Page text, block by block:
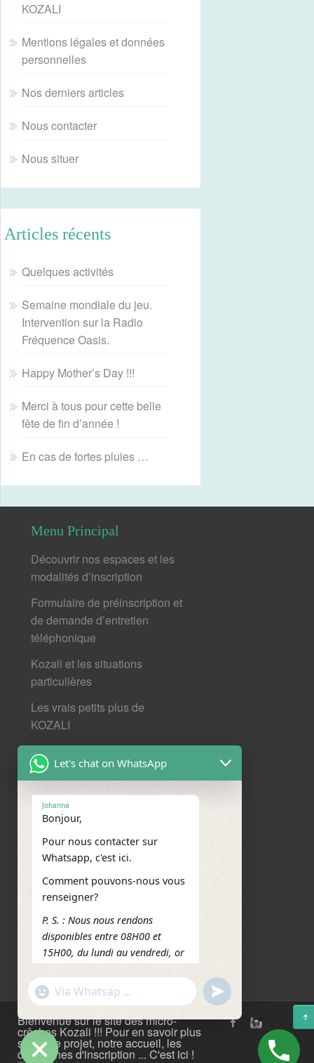
KOZALI
Mentions légales et données
personnelles
Nos derniers articles
Nous contacter
Nous situer
Articles récents
Quelques activités
Semaine mondiale du jeu.
Intervention sur la Radio
Fréquence Oasis.
Happy Mother’s Day !!!
Merci à tous pour cette belle
fête de fin d’année !
En cas de fortes pluies …
Menu Principal
Découvrir nos espaces et les
modalités d’inscription
Formulaire de préinscription et
de demande d’entretien
téléphonique
Kozali et les situations
particulières
Les vrais petits plus de
KOZALI
Mentions légales et données
personnelles
Nos derniers articles
Nous contacter
Nous situer
Réseaux sociaux
FacebookWhatsApp
EmailTelegram
Outlook.com
Messenger
Partager
Bienvenue sur le site des micro-
crêches Kozali !!! Pour en savoir plus
sur notre projet, notre accueil, les
démarches d'inscription ... C'est ici !
Let's chat on WhatsApp
Johanna
Bonjour,
Pour nous contacter sur
Whatsapp, c'est ici.
Comment pouvons-nous vous
renseigner?
P. S. : Nous nous rendons
disponibles entre 08H00 et
15H00, du lundi au vendredi, or
Merci pour votre
compréhension.
Cordialement !
07:45
"+chaty_settings.lang.emoji_picker+"
WhatsApp
Message
undefined